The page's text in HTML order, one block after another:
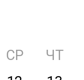
СР
ЧТ